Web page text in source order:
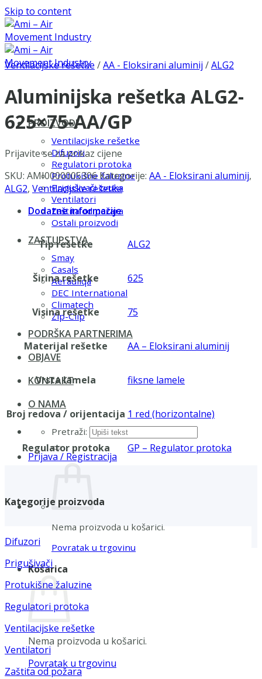
Skip to content
PROIZVODI
Ventilacijske rešetke
Difuzori
Regulatori protoka
Protukišne žaluzine
Prigušivači zvuka
Ventilatori
Zaštita od požara
Ostali proizvodi
ZASTUPSTVA
Smay
Casals
Aerauliqa
DEC International
Climatech
Zip-Clip
PODRŠKA PARTNERIMA
OBJAVE
KONTAKT
O NAMA
Pretraži:
Prijava / Registracija
Nema proizvoda u košarici.
Povratak u trgovinu
Košarica
Nema proizvoda u košarici.
Povratak u trgovinu
Ventilacijske rešetke /AA - Eloksirani aluminij /ALG2
Aluminijska rešetka ALG2-
625×75-AA/GP
Prijavite se za prikaz cijene
SKU: AMI0000005306 Kategorije: AA - Eloksirani aluminij,
ALG2, Ventilacijske rešetke
Dodatne informacije
Tip rešetke ALG2
Širina rešetke 625
Visina rešetke 75
Materijal rešetke AA – Eloksirani aluminij
Vrsta lamela fiksne lamele
Broj redova / orijentacija 1 red (horizontalne)
Regulator protoka GP – Regulator protoka
Kategorije proizvoda
Difuzori
Prigušivači
Protukišne žaluzine
Regulatori protoka
Ventilacijske rešetke
Ventilatori
Zaštita od požara